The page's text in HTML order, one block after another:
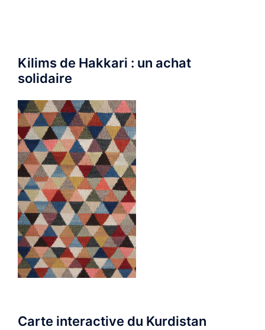
Kilims de Hakkari : un achat
solidaire
Carte interactive du Kurdistan